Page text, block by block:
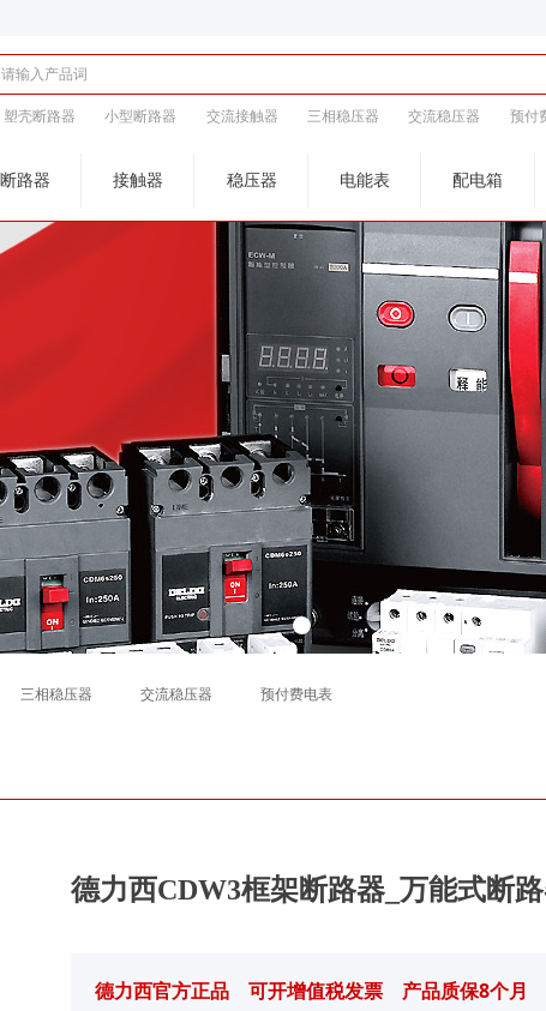
断路器 接触器 稳压器 电能表 配电箱
三相稳压器 交流稳压器 预付费电表
塑壳断路器 小型断路器 交流接触器 三相稳压器 交流稳压器 预付
德力西CDW3框架断路器_万能式断
德力西官方正品 可开增值税发票 产品质保8个月